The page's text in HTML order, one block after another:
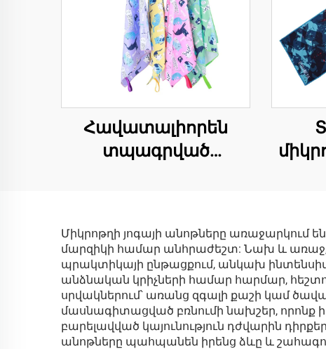
Հավատալիորեն
տպագրված
երեխաներին
Միկրոթղի յոգայի անոթները առաջարկում
մարզիկի համար անհրաժեշտ: Նախ և առաջ,
պրակտիկայի ընթացքում, անկախ
անձնական կրիչների համար հարմար,
սրվակներում՝ առանց զգալի քաշի կամ
մասնագիտացված բռնումի նախշեր, որոնք
բարելավված կայունություն դժվարին
անոթները պահպանեն իրենց ձևը և